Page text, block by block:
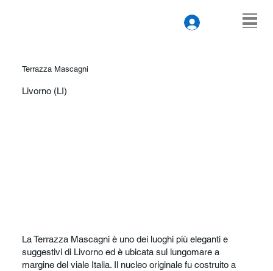
Terrazza Mascagni
Livorno (LI)
La Terrazza Mascagni è uno dei luoghi più eleganti e
suggestivi di Livorno ed è ubicata sul lungomare a
margine del viale Italia. Il nucleo originale fu costruito a